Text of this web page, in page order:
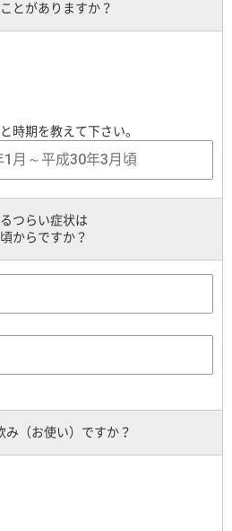
とがありますか？
時期を教えて下さい。
つらい症状は
からですか？
み（お使い）ですか？